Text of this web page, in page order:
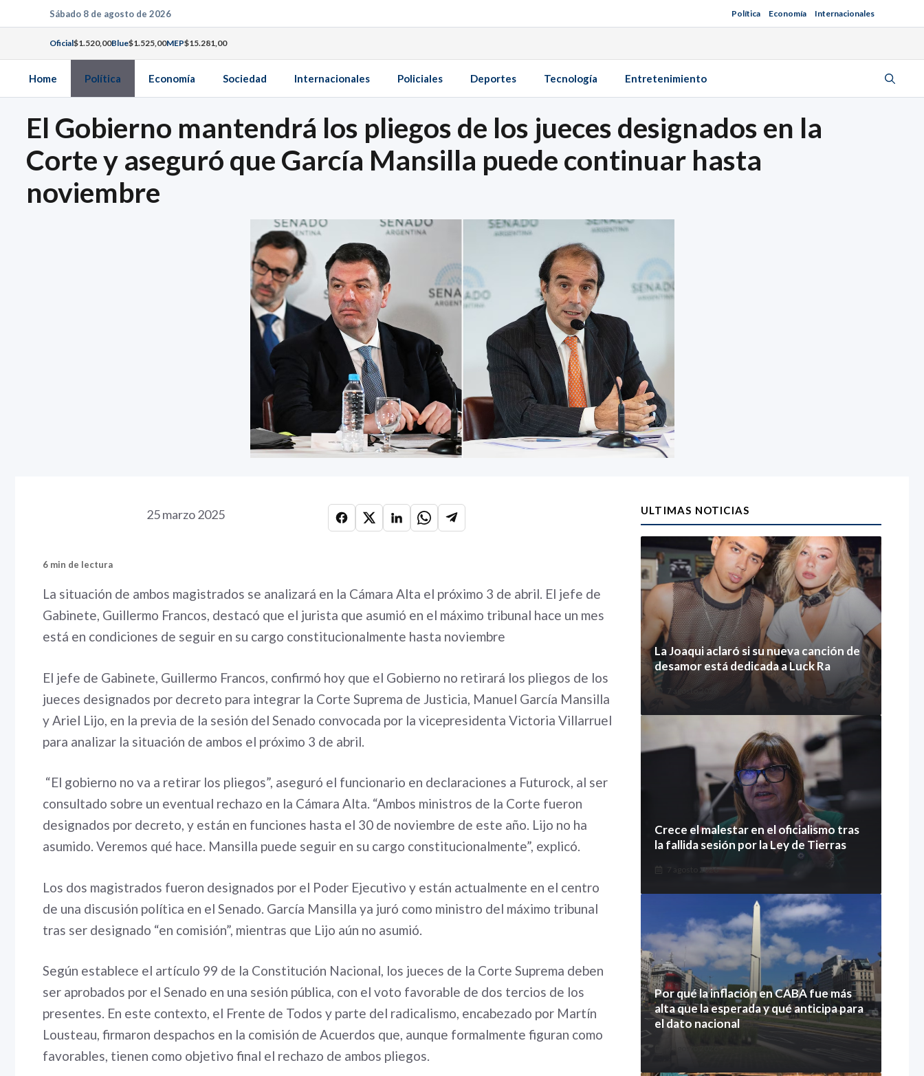
al
contenido
Sábado 8 de agosto de 2026 Política Economía Internacionales
Oficial$1.520,00Blue$1.525,00MEP$15.281,00
Home Política Economía Sociedad Internacionales Policiales Deportes Tecnología Entretenimiento
El Gobierno mantendrá los pliegos de los jueces designados en la
Corte y aseguró que García Mansilla puede continuar hasta
noviembre
25 marzo 2025
6 min de lectura
La situación de ambos magistrados se analizará en la Cámara Alta el próximo 3 de abril. El jefe de
Gabinete, Guillermo Francos, destacó que el jurista que asumió en el máximo tribunal hace un mes
está en condiciones de seguir en su cargo constitucionalmente hasta noviembre
El jefe de Gabinete, Guillermo Francos, confirmó hoy que el Gobierno no retirará los pliegos de los
jueces designados por decreto para integrar la Corte Suprema de Justicia, Manuel García Mansilla
y Ariel Lijo, en la previa de la sesión del Senado convocada por la vicepresidenta Victoria Villarruel
para analizar la situación de ambos el próximo 3 de abril.
“El gobierno no va a retirar los pliegos”, aseguró el funcionario en declaraciones a Futurock, al ser
consultado sobre un eventual rechazo en la Cámara Alta. “Ambos ministros de la Corte fueron
designados por decreto, y están en funciones hasta el 30 de noviembre de este año. Lijo no ha
asumido. Veremos qué hace. Mansilla puede seguir en su cargo constitucionalmente”, explicó.
Los dos magistrados fueron designados por el Poder Ejecutivo y están actualmente en el centro
de una discusión política en el Senado. García Mansilla ya juró como ministro del máximo tribunal
tras ser designado “en comisión”, mientras que Lijo aún no asumió.
Según establece el artículo 99 de la Constitución Nacional, los jueces de la Corte Suprema deben
ser aprobados por el Senado en una sesión pública, con el voto favorable de dos tercios de los
presentes. En este contexto, el Frente de Todos y parte del radicalismo, encabezado por Martín
Lousteau, firmaron despachos en la comisión de Acuerdos que, aunque formalmente figuran como
favorables, tienen como objetivo final el rechazo de ambos pliegos.
ULTIMAS NOTICIAS
La Joaqui aclaró si su nueva canción de
desamor está dedicada a Luck Ra
7 agosto 2026
Crece el malestar en el oficialismo tras
la fallida sesión por la Ley de Tierras
7 agosto 2026
Por qué la inflación en CABA fue más
alta que la esperada y qué anticipa para
el dato nacional